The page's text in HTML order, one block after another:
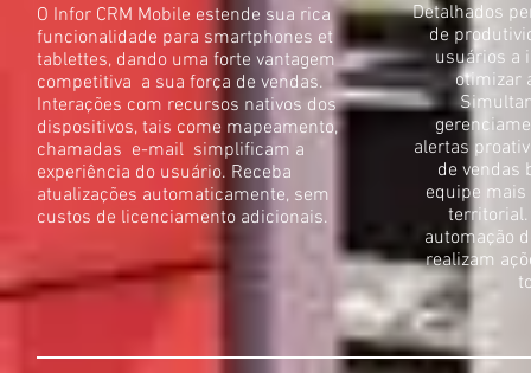
O Infor CRM Mobile estende sua rica
funcionalidade para smartphones et
tablettes, dando uma forte vantagem
competitiva a sua força de vendas.
Interações com recursos nativos dos
dispositivos, tais come mapeamento,
chamadas e-mail simplificam a
experiência do usuário. Receba
atualizações automaticamente, sem
custos de licenciamento adicionais.
Detalhados
de
usuários a
otimizar
alertas
de vendas
equipe
automação
realizam